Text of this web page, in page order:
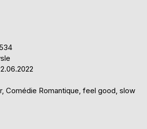
Comédie Romantique, feel good, slow